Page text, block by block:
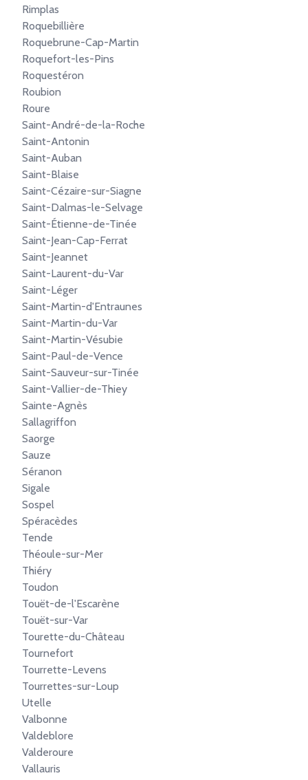
Rimplas
Roquebillière
Roquebrune-Cap-Martin
Roquefort-les-Pins
Roquestéron
Roubion
Roure
Saint-André-de-la-Roche
Saint-Antonin
Saint-Auban
Saint-Blaise
Saint-Cézaire-sur-Siagne
Saint-Dalmas-le-Selvage
Saint-Étienne-de-Tinée
Saint-Jean-Cap-Ferrat
Saint-Jeannet
Saint-Laurent-du-Var
Saint-Léger
Saint-Martin-d'Entraunes
Saint-Martin-du-Var
Saint-Martin-Vésubie
Saint-Paul-de-Vence
Saint-Sauveur-sur-Tinée
Saint-Vallier-de-Thiey
Sainte-Agnès
Sallagriffon
Saorge
Sauze
Séranon
Sigale
Sospel
Spéracèdes
Tende
Théoule-sur-Mer
Thiéry
Toudon
Touët-de-l'Escarène
Touët-sur-Var
Tourette-du-Château
Tournefort
Tourrette-Levens
Tourrettes-sur-Loup
Utelle
Valbonne
Valdeblore
Valderoure
Vallauris